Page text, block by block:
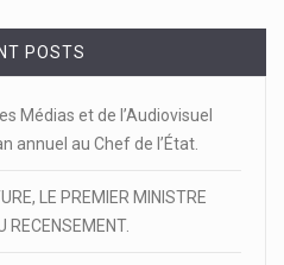
POSTS
Médias et de l’Audiovisuel
annuel au Chef de l’État.
LE PREMIER MINISTRE
RECENSEMENT.